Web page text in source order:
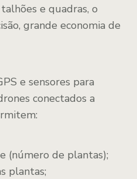
e quadras, o
grande economia de
e sensores para
conectados a
(número de plantas);
plantas;